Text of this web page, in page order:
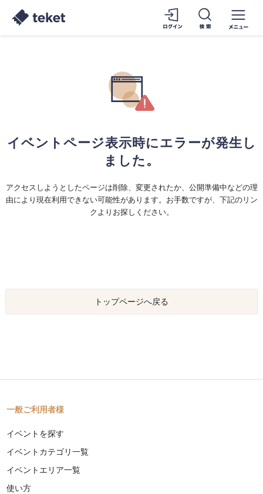
イベントページ表示時にエラーが発生し
ました。
アクセスしようとしたページは削除、変更されたか、公開準備中などの理
由により現在利用できない可能性があります。お手数ですが、下記のリン
クよりお探しください。
トップページへ戻る
一般ご利用者様
イベントを探す
イベントカテゴリ一覧
イベントエリア一覧
使い方